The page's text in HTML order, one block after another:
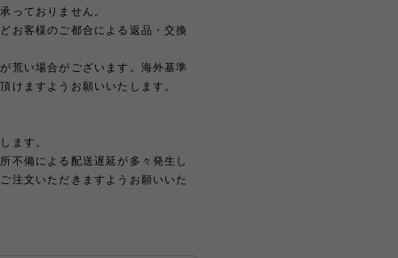
っておりません。
お客様のご都合による返品・交換
荒い場合がございます。海外基準
けますようお願いいたします。
ます。
不備による配送遅延が多々発生し
注文いただきますようお願いいた